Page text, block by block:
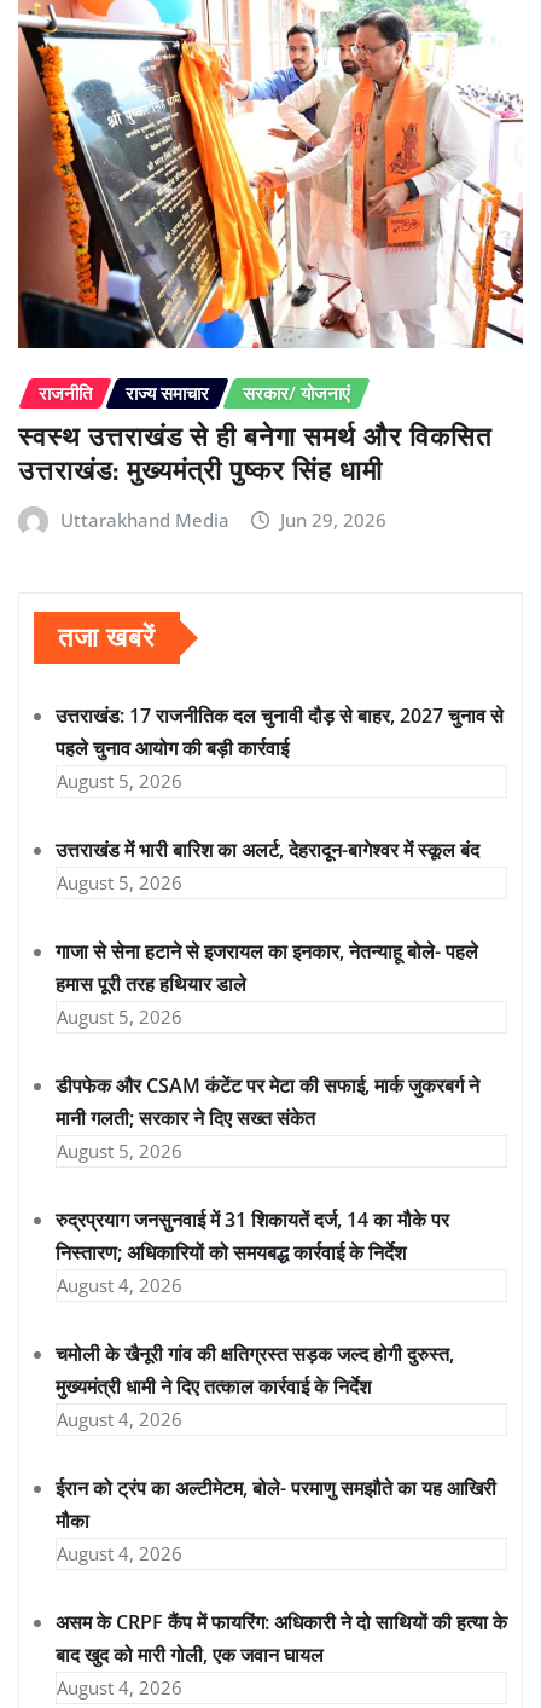
राजनीति राज्य समाचार सरकार/ योजनाएं
स्वस्थ उत्तराखंड से ही बनेगा समर्थ और विकसित
उत्तराखंड: मुख्यमंत्री पुष्कर सिंह धामी
Uttarakhand Media Jun 29, 2026
तजा खबरें
उत्तराखंड: 17 राजनीतिक दल चुनावी दौड़ से बाहर, 2027 चुनाव से
पहले चुनाव आयोग की बड़ी कार्रवाई
August 5, 2026
उत्तराखंड में भारी बारिश का अलर्ट, देहरादून-बागेश्वर में स्कूल बंद
August 5, 2026
गाजा से सेना हटाने से इजरायल का इनकार, नेतन्याहू बोले- पहले
हमास पूरी तरह हथियार डाले
August 5, 2026
डीपफेक और CSAM कंटेंट पर मेटा की सफाई, मार्क जुकरबर्ग ने
मानी गलती; सरकार ने दिए सख्त संकेत
August 5, 2026
रुद्रप्रयाग जनसुनवाई में 31 शिकायतें दर्ज, 14 का मौके पर
निस्तारण; अधिकारियों को समयबद्ध कार्रवाई के निर्देश
August 4, 2026
चमोली के खैनूरी गांव की क्षतिग्रस्त सड़क जल्द होगी दुरुस्त,
मुख्यमंत्री धामी ने दिए तत्काल कार्रवाई के निर्देश
August 4, 2026
ईरान को ट्रंप का अल्टीमेटम, बोले- परमाणु समझौते का यह आखिरी
मौका
August 4, 2026
असम के CRPF कैंप में फायरिंग: अधिकारी ने दो साथियों की हत्या के
बाद खुद को मारी गोली, एक जवान घायल
August 4, 2026